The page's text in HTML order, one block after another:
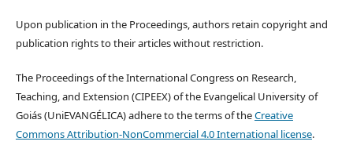
Upon publication in the Proceedings, authors retain copyright and
publication rights to their articles without restriction.
The Proceedings of the International Congress on Research,
Teaching, and Extension (CIPEEX) of the Evangelical University of
Goiás (UniEVANGÉLICA) adhere to the terms of theCreative
Commons Attribution-NonCommercial 4.0 International license.